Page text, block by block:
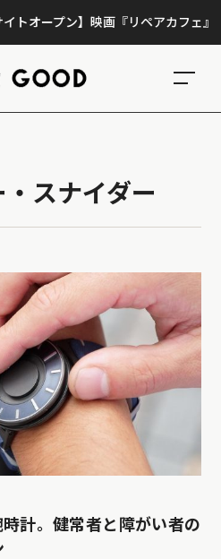
ープン】映画『リペアカフェ』、上
スナイダー
計。健常者と障がい者の